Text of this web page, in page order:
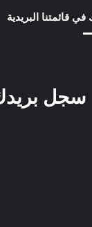
قائمتنا البريدية
سجل